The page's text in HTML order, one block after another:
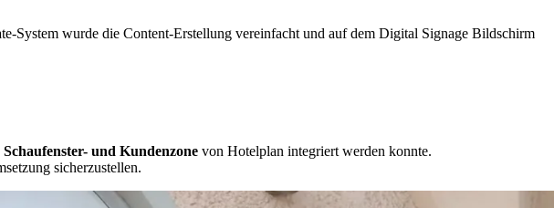
System wurde die Content-Erstellung vereinfacht und auf dem Digital Signage Bildschirm
Schaufenster- und Kundenzone von Hotelplan integriert werden konnte.
sicherzustellen.